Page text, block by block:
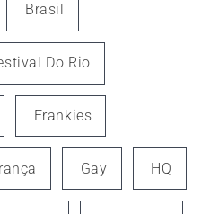
Brasil
Do Rio
Frankies
Gay HQ